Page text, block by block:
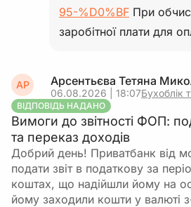
95-%D0%BF При
заробітної плати для
АР Арсентьєва Тетяна
06.08.2026 | 18:07Бухоблік
ВІДПОВІДЬ НАДАНО
Вимоги до звітності ФОП:
та переказ доходів
Добрий день! Приватбанк від
подати звіт в податкову за
коштах, що надійшли йому на
йому заходили кошти у валюті